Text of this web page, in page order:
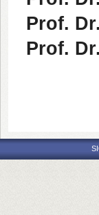
Prof. Dr.
Prof. Dr.